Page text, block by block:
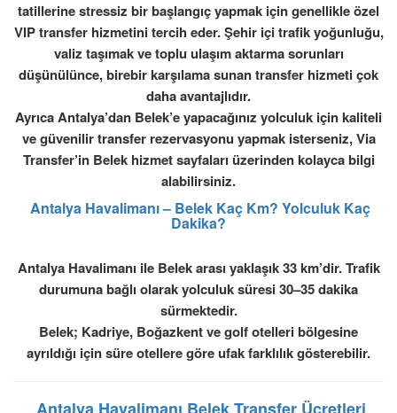
tatillerine stressiz bir başlangıç yapmak için genellikleözel
VIP transfer hizmetinitercih eder. Şehir içi trafik yoğunluğu,
valiz taşımak ve toplu ulaşım aktarma sorunları
düşünülünce, birebir karşılama sunan transfer hizmeti çok
daha avantajlıdır.
Ayrıca Antalya’dan Belek’e yapacağınız yolculuk içinkaliteli
ve güvenilir transfer rezervasyonu yapmak isterseniz, Via
Transfer’in Belek hizmet sayfaları üzerinden kolayca bilgi
alabilirsiniz.
Antalya Havalimanı – Belek Kaç Km? Yolculuk Kaç
Dakika?
Antalya Havalimanı ile Belek arası yaklaşık33 km’dir. Trafik
durumuna bağlı olarak yolculuk süresi30–35 dakika
sürmektedir.
Belek; Kadriye, Boğazkent ve golf otelleri bölgesine
ayrıldığı için süre otellere göre ufak farklılık gösterebilir.